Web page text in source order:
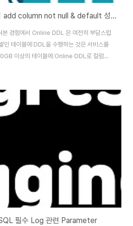
PostgreSQL 11 에서의 add column not null & default 성능 개선
경험에서 Online DDL 은 여전히 부담스럽
인 테이블에 DDL을 수행하는 것은 서비스를
이상의 테이블에 Online DDL로 컬럼을
던 경험을 해보면 가능한 기존 테이블에 컬럼
일부 ALTER 작업에 대해서는 잠금 없는 변
는 테이블 구조를 변경할때 전체 테이블의
방식을 취해서 테이블의 크기가 큰 경우 오
필수 Log 관련 Parameter